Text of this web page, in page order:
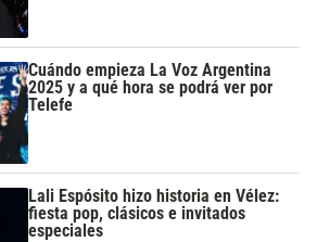
Cuándo empieza La Voz Argentina
2025 y a qué hora se podrá ver por
Telefe
Lali Espósito hizo historia en Vélez:
fiesta pop, clásicos e invitados
especiales